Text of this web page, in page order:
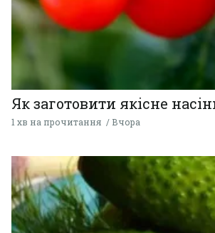
Як заготовити якісне
1 хв на прочитання Вчора